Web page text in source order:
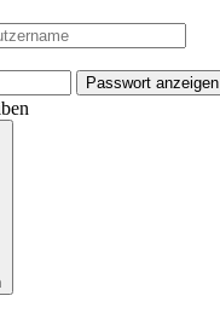
Passwort anzeigen